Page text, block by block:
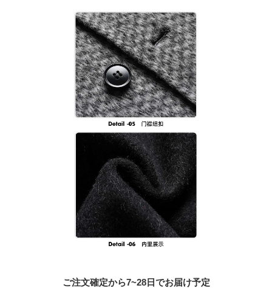
ご注文確定から7~28日でお届け予定